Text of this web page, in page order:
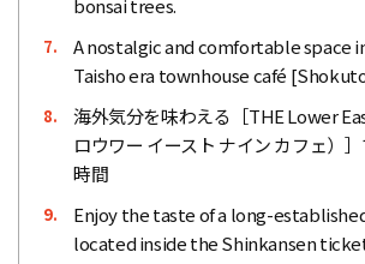
7.
A nostalgic and comfortable space
Taisho era townhouse café
8.
海外気分を味わえる［THE Lower
ロウワー イースト ナイン カフェ）
時間
9.
Enjoy the taste of a long-
located inside the Shinkansen